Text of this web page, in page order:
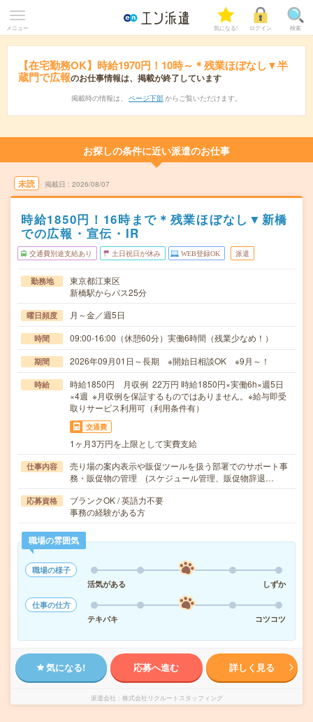
メニュー 気になる! ログイン 検索
【在宅勤務OK】時給1970円！10時～＊残業ほぼなし▼半
蔵門で広報のお仕事情報は、掲載が終了しています
掲載時の情報は、 ページ下部 からご覧いただけます。
お探しの条件に近い派遣のお仕事
未読 掲載日 2026/08/07
時給1850円！16時まで＊残業ほぼなし▼新橋
での広報・宣伝・IR
交通費別途支給あり 土日祝日が休み WEB登録OK 派遣
勤務地
東京都江東区
新橋駅からバス25分
曜日頻度 月～金／週5日
時間 09:00-16:00（休憩60分）実働6時間（残業少なめ！）
期間 2026年09月01日～長期 ※開始日相談OK ※9月～！
時給
時給1850円 月収例 22万円 時給1850円×実働6h×週5日
×4週 ※月収例を保証するものではありません。※給与即受
取りサービス利用可（利用条件有）
交通費
1ヶ月3万円を上限として実費支給
仕事内容
売り場の案内表示や販促ツールを扱う部署でのサポート事
務・販促物の管理 (スケジュール管理、販促物辞退…
応募資格
ブランクOK / 英語力不要
事務の経験がある方
職場の雰囲気
職場の様子
活気がある
しずか
仕事の仕方
テキパキ
コツコツ
気になる! 応募へ進む 詳しく見る
派遣会社 株式会社リクルートスタッフィング